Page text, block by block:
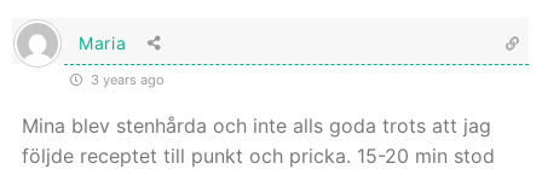
Maria
3 years ago
Mina blev stenhårda och inte alls goda trots att jag
följde receptet till punkt och pricka. 15-20 min stod